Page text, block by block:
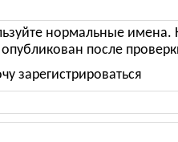
нормальные
опубликован после
зарегистрироваться